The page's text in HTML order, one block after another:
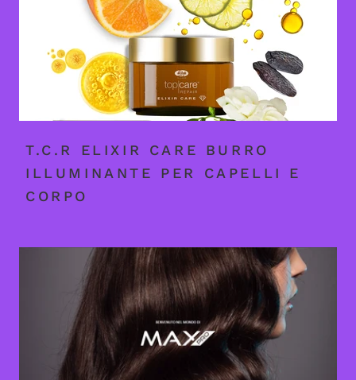
T.C.R ELIXIR CARE BURRO
ILLUMINANTE PER CAPELLI E
CORPO